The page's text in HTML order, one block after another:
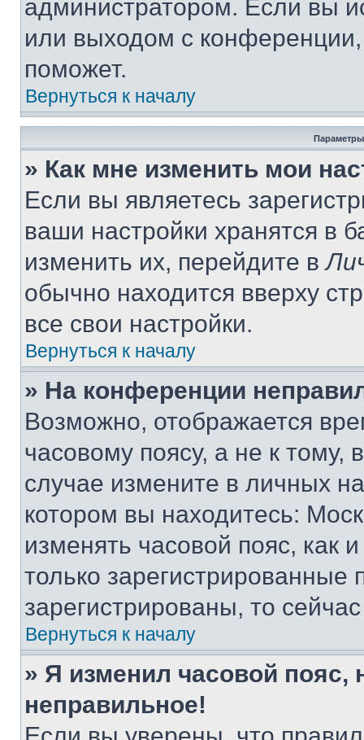
администратором. Если вы
или выходом с
поможет.
Вернуться к началу
Параметры
» Как мне изменить мои
Если вы являетесь
ваши настройки хранятся в
изменить их, перейдите в
обычно находится вверху
все свои настройки.
Вернуться к началу
» На конференции
Возможно, отображается
часовому поясу, а не к тому,
случае измените в личных
котором вы находитесь:
изменять часовой пояс, как
только
зарегистрированы, то
Вернуться к началу
» Я изменил часовой пояс,
неправильное!